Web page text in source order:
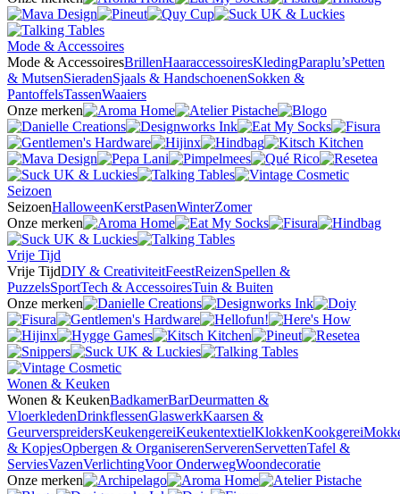
Mode & Accessoires
Mode & AccessoiresBrillenHaaraccessoiresKledingParaplu’sPetten
& MutsenSieradenSjaals & HandschoenenSokken &
PantoffelsTassenWaaiers
Onze merken
Seizoen
SeizoenHalloweenKerstPasenWinterZomer
Onze merken
Vrije Tijd
Vrije TijdDIY & CreativiteitFeestReizenSpellen &
PuzzelsSportTech & AccessoiresTuin & Buiten
Onze merken
Wonen & Keuken
Wonen & KeukenBadkamerBarDeurmatten &
VloerkledenDrinkflessenGlaswerkKaarsen &
GeurverspreidersKeukengereiKeukentextielKlokkenKookgerei
& KopjesOpbergen & OrganiserenServerenServettenTafel &
ServiesVazenVerlichtingVoor OnderwegWoondecoratie
Onze merken